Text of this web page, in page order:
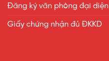
Đăng ký văn phòng đại diện
Giấy chứng nhận đủ ĐKKD